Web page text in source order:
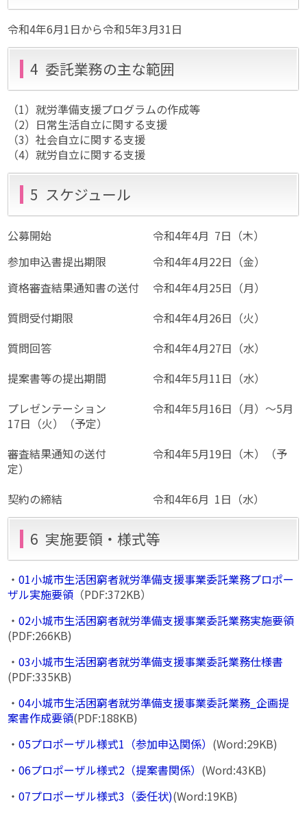
令和4年6月1日から令和5年3月31日
4 委託業務の主な範囲
（1）就労準備支援プログラムの作成等
（2）日常生活自立に関する支援
（3）社会自立に関する支援
（4）就労自立に関する支援
5 スケジュール
公募開始 令和4年4月 7日（木）
参加申込書提出期限 令和4年4月22日（金）
資格審査結果通知書の送付 令和4年4月25日（月）
質問受付期限 令和4年4月26日（火）
質問回答 令和4年4月27日（水）
提案書等の提出期間 令和4年5月11日（水）
プレゼンテーション 令和4年5月16日（月）～5月
17日（火）（予定）
審査結果通知の送付 令和4年5月19日（木）（予
定）
契約の締結 令和4年6月 1日（水）
6 実施要領・様式等
・01小城市生活困窮者就労準備支援事業委託業務プロポー
ザル実施要領 （PDF:372KB）
・02小城市生活困窮者就労準備支援事業委託業務実施要領
(PDF:266KB)
・03小城市生活困窮者就労準備支援事業委託業務仕様書
(PDF:335KB)
・04小城市生活困窮者就労準備支援事業委託業務_企画提
案書作成要領(PDF:188KB)
・05プロポーザル様式1（参加申込関係） (Word:29KB)
・06プロポーザル様式2（提案書関係） (Word:43KB)
・07プロポーザル様式3（委任状)(Word:19KB)